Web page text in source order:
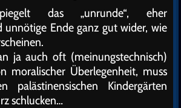
das „unrunde“, eher
unnötige Ende ganz gut wider, wie
ja auch oft (meinungstechnisch)
moralischer Überlegenheit, muss
palästinensischen Kindergärten
schlucken…